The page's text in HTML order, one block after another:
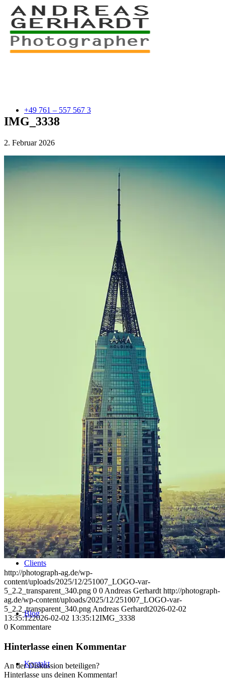
+49 761 – 557 567 3
myStory
Projects
Clients
Blog
Kontakt
IMG_3338
2. Februar 2026
http://photograph-ag.de/wp-
content/uploads/2025/12/251007_LOGO-var-
5_2.2_transparent_340.png 0 0 Andreas Gerhardt http://photograph-
ag.de/wp-content/uploads/2025/12/251007_LOGO-var-
5_2.2_transparent_340.png Andreas Gerhardt2026-02-02
13:35:122026-02-02 13:35:12IMG_3338
0 Kommentare
Hinterlasse einen Kommentar
An der Diskussion beteiligen?
Hinterlasse uns deinen Kommentar!